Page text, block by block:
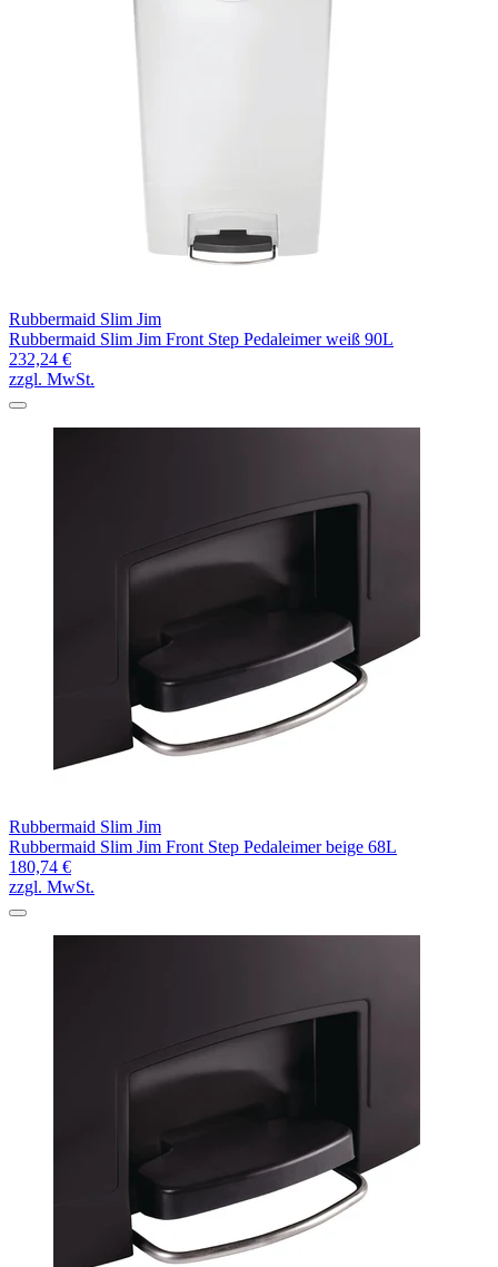
Rubbermaid Slim Jim
Rubbermaid Slim Jim Front Step Pedaleimer weiß 90L
232,24 €
zzgl. MwSt.
Rubbermaid Slim Jim
Rubbermaid Slim Jim Front Step Pedaleimer beige 68L
180,74 €
zzgl. MwSt.